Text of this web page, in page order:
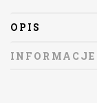
OPIS
INFORMACJE